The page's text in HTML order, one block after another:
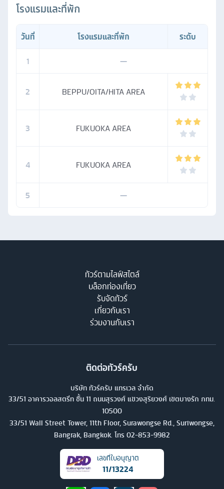
โรงแรมและที่พัก
วันที่ โรงแรมและที่พัก
ระดับ
1
—
2 BEPPU/OITA/HITA AREA
3 FUKUOKA AREA
4 FUKUOKA AREA
5 —
ทัวร์ตามไลฟ์สไตล์
บล็อกท่องเที่ยว
รับจัดทัวร์
เกี่ยวกับเรา
ร่วมงานกับเรา
ติดต่อทัวร์ครับ
บริษัท ทัวร์ครับ แทรเวล จำกัด
33/51 อาคารวอลสตรีท ชั้น 11 ถนนสุรวงศ์ แขวงสุริยวงศ์ เขตบางรัก กทม.
10500
33/51 Wall Street Tower, 11th Floor, Surawongse Rd., Suriwongse,
Bangrak, Bangkok. โทร 02-853-9982
เลขที่ใบอนุญาต
11/13224